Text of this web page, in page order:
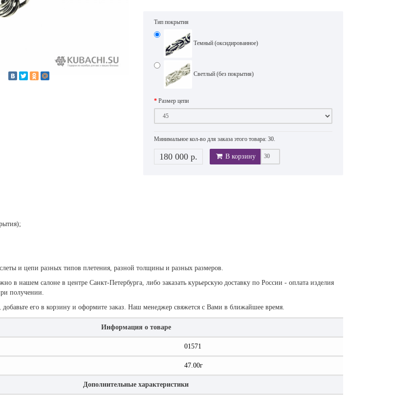
Тип покрытия
Темный (оксидированное)
Светлый (без покрытия)
Размер цепи
Минимальное кол-во для заказа этого товара: 30.
180 000 р. В корзину
и цепи разных типов плетения, разной толщины и разных размеров.
в нашем салоне в центре Санкт-Петербурга, либо заказать курьерскую доставку по России - оплата изделия
получении.
добавьте его в корзину и оформите заказ. Наш менеджер свяжется с Вами в ближайшее время.
Информация о товаре
01571
47.00г
Дополнительные характеристики